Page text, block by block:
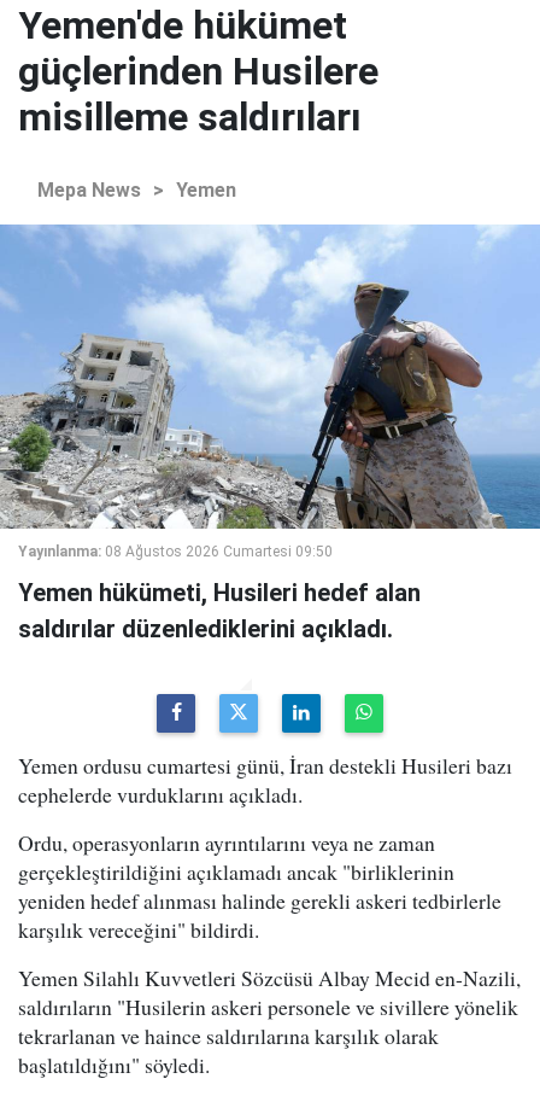
Yemen'de hükümet
güçlerinden Husilere
misilleme saldırıları
Mepa News > Yemen
Yayınlanma: 08 Ağustos 2026 Cumartesi 09:50
Yemen hükümeti, Husileri hedef alan
saldırılar düzenlediklerini açıkladı.
Yemen ordusu cumartesi günü, İran destekli Husileri bazı
cephelerde vurduklarını açıkladı.
Ordu, operasyonların ayrıntılarını veya ne zaman
gerçekleştirildiğini açıklamadı ancak "birliklerinin
yeniden hedef alınması halinde gerekli askeri tedbirlerle
karşılık vereceğini" bildirdi.
Yemen Silahlı Kuvvetleri Sözcüsü Albay Mecid en-Nazili,
saldırıların "Husilerin askeri personele ve sivillere yönelik
tekrarlanan ve haince saldırılarına karşılık olarak
başlatıldığını" söyledi.